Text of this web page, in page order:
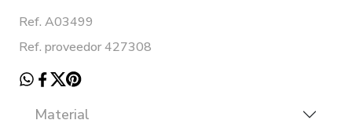
Ref. A03499
Ref. proveedor 427308
Material